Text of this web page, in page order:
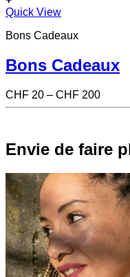
Ce
a
variations.
Les
peuvent
être
la
du
produit
Quick View
Bons Cadeaux
Bons Cadeaux
CHF 20 – CHF 200Price
range:
CHF
Envie de faire